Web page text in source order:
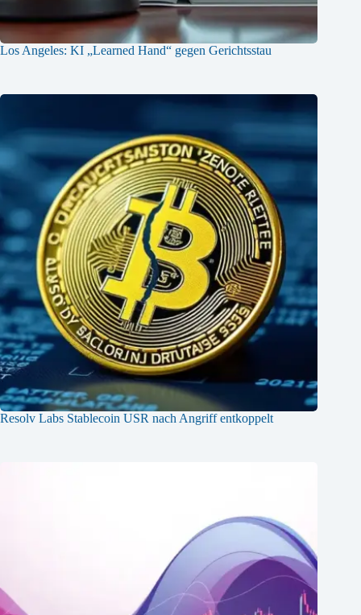
Los Angeles: KI „Learned Hand“ gegen Gerichtsstau
Resolv Labs Stablecoin USR nach Angriff entkoppelt